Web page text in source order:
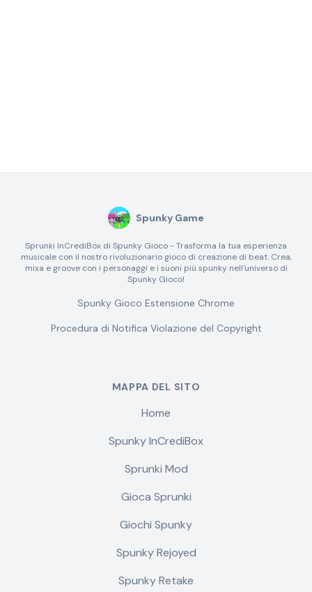
Spunky Game
Sprunki InCrediBox di Spunky Gioco - Trasforma la tua esperienza
musicale con il nostro rivoluzionario gioco di creazione di beat. Crea,
mixa e groove con i personaggi e i suoni più spunky nell'universo di
Spunky Gioco!
Spunky Gioco Estensione Chrome
Procedura di Notifica Violazione del Copyright
MAPPA DEL SITO
Home
Spunky InCrediBox
Sprunki Mod
Gioca Sprunki
Giochi Spunky
Spunky Rejoyed
Spunky Retake